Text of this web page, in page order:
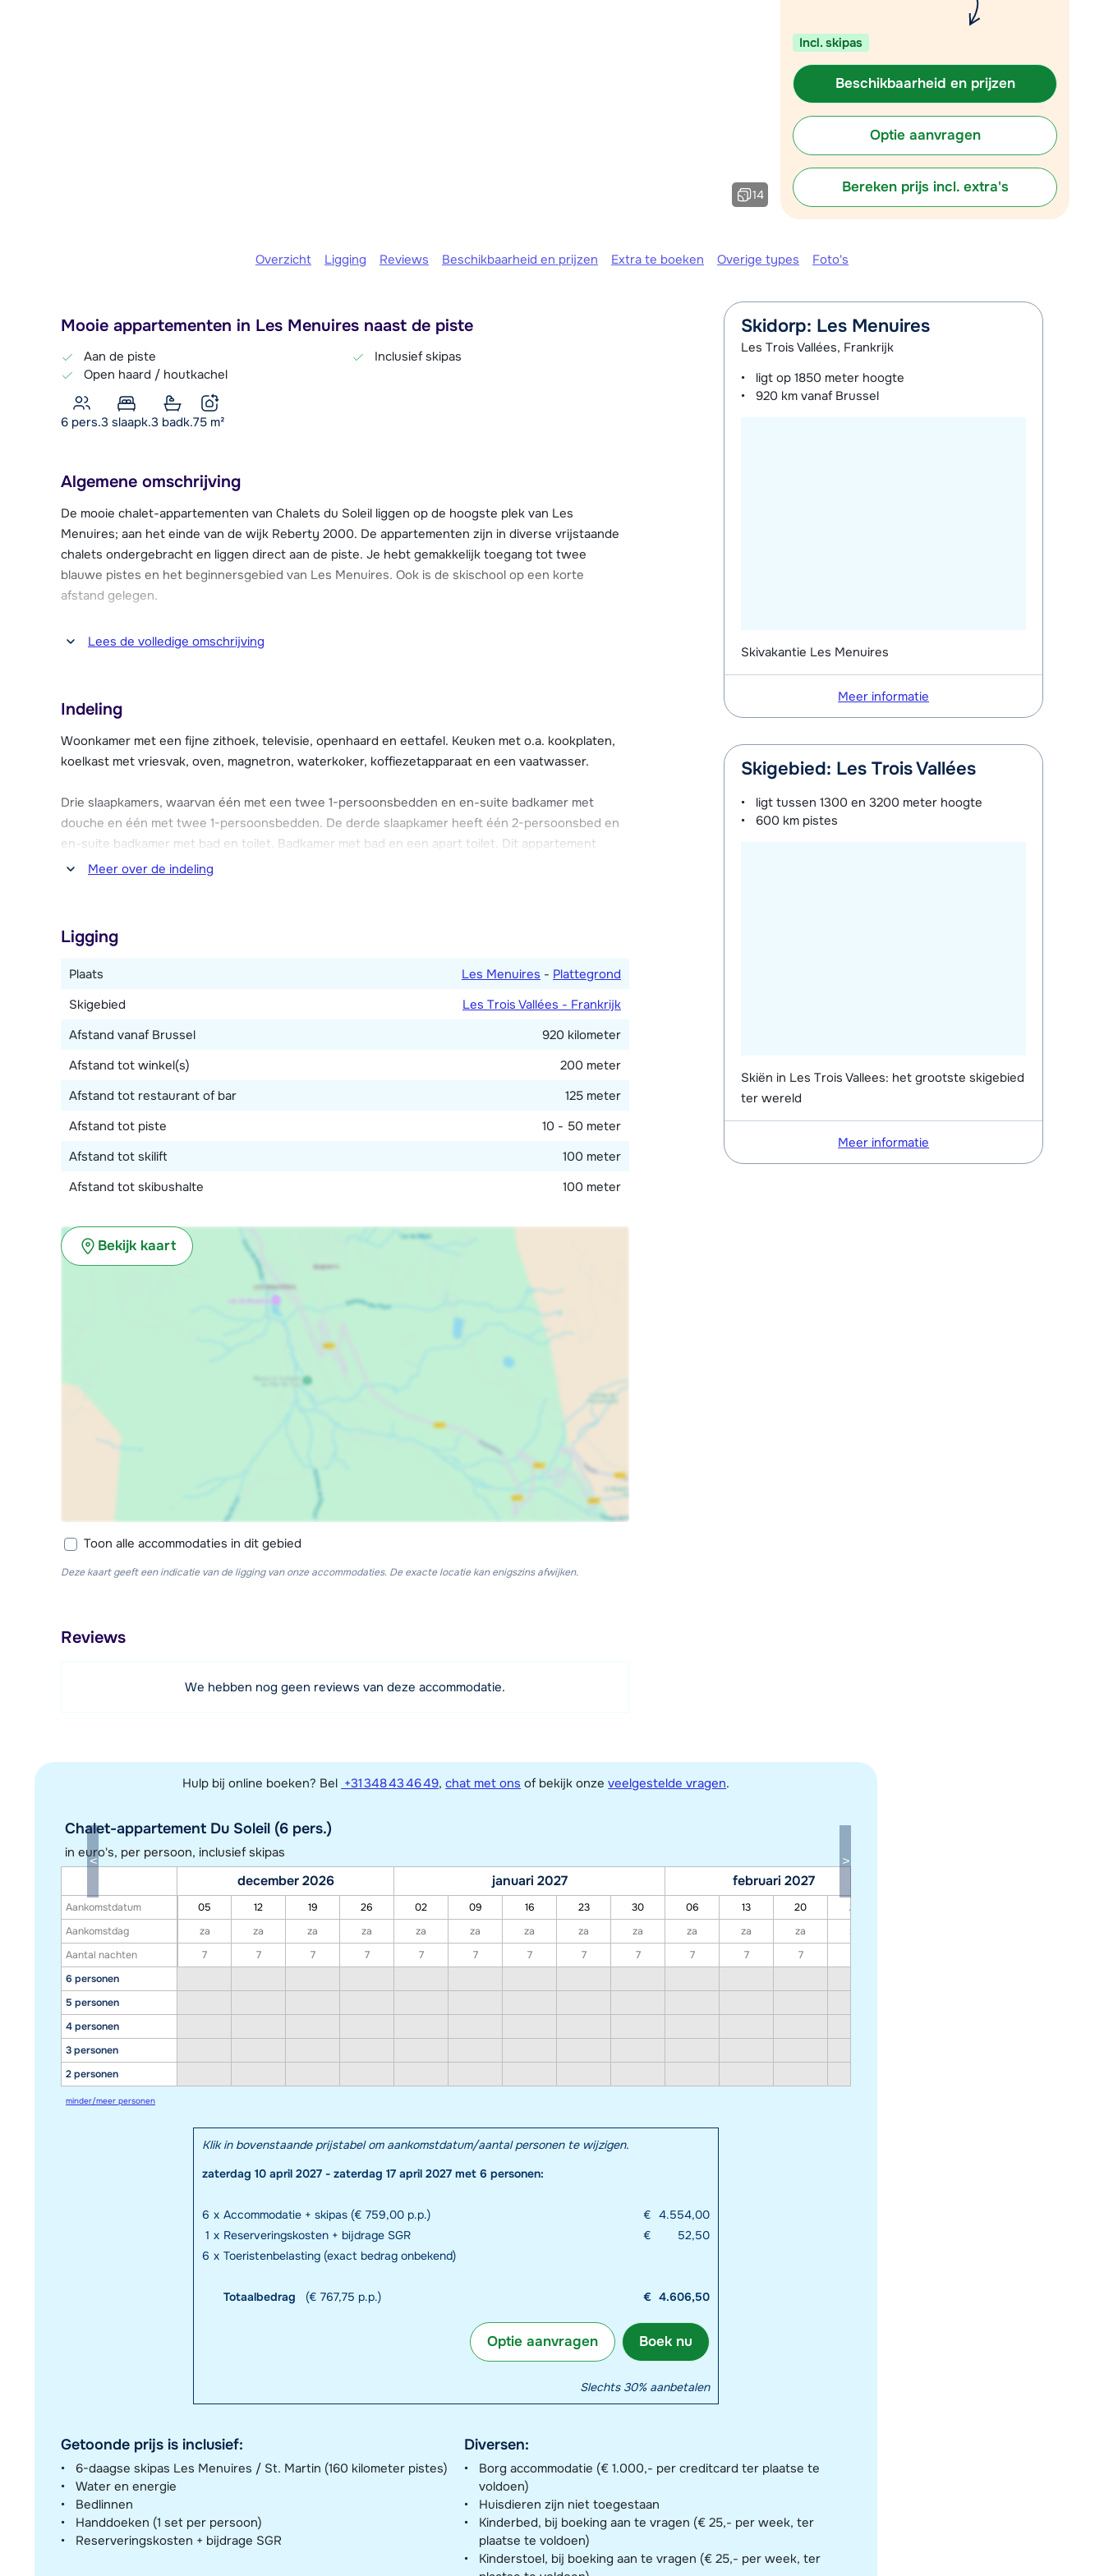
Mail naar info@chalet.be
We zijn er vandaag tot 17:30 uur.
14
Incl. skipas
Beschikbaarheid en prijzen
Optie aanvragen
Bereken prijs incl. extra's
Overzicht Ligging Reviews Beschikbaarheid en prijzen Extra te boeken Overige types Foto's
Mooie appartementen in Les Menuires naast de piste
Aan de piste
Open haard / houtkachel
Inclusief skipas
6 pers.3 slaapk.3 badk.75 m²
Algemene omschrijving
De mooie chalet-appartementen van Chalets du Soleil liggen op de hoogste plek van Les
Menuires; aan het einde van de wijk Reberty 2000. De appartementen zijn in diverse vrijstaande
chalets ondergebracht en liggen direct aan de piste. Je hebt gemakkelijk toegang tot twee
blauwe pistes en het beginnersgebied van Les Menuires. Ook is de skischool op een korte
afstand gelegen.
De appartementen hebben een Savoyaardse stijl, met veel hout en een warme, sfeervolle
skischool en restaurants zijn in de directe omgeving te vinden.
De auto kun je op de gratis parkeerplaatsen in de omgeving parkeren.
Lees de volledige omschrijving
Indeling
Woonkamer met een fijne zithoek, televisie, openhaard en eettafel. Keuken met o.a. kookplaten,
koelkast met vriesvak, oven, magnetron, waterkoker, koffiezetapparaat en een vaatwasser.
Drie slaapkamers, waarvan één met een twee 1-persoonsbedden en en-suite badkamer met
douche en één met twee 1-persoonsbedden. De derde slaapkamer heeft één 2-persoonsbed en
en-suite badkamer met bad en toilet. Badkamer met bad en een apart toilet. Dit appartement
heeft Wi-Fi.
Meer over de indeling
Ligging
Plaats Les Menuires - Plattegrond
Skigebied
Les Trois Vallées - Frankrijk
Afstand vanaf Brussel
920 kilometer
Afstand tot winkel(s)
200 meter
Afstand tot restaurant of bar
125 meter
Afstand tot piste
10 - 50 meter
Afstand tot skilift
100 meter
Afstand tot skibushalte
100 meter
Bekijk kaart
Toon alle accommodaties in dit gebied
Deze kaart geeft een indicatie van de ligging van onze accommodaties. De exacte locatie kan enigszins afwijken.
Reviews
We hebben nog geen reviews van deze accommodatie.
Hulp bij online boeken? Bel +31 348 43 46 49,chat met ons of bekijk onzeveelgestelde vragen.
Chalet-appartement Du Soleil (6 pers.)
in euro's, per persoon, inclusief skipas
Aankomstdatum
Aankomstdag
Aantal nachten
6 personen
5 personen
4 personen
3 personen
2 personen
december 2026 januari 2027 februari 2027
05 12 19 26 02 09 16 23 30 06 13 20 27
za
za za za za za za za za za za za za
7
7 7 7 7 7 7 7 7 7 7 7
minder/meer personen
Klik in bovenstaande prijstabel om aankomstdatum/aantal personen te wijzigen.
zaterdag 10 april 2027 - zaterdag 17 april 2027 met 6 personen:
6 x Accommodatie + skipas (€ 759,00 p.p.) € 4.554,00
1 x Reserveringskosten + bijdrage SGR €
52,50
6 x Toeristenbelasting (exact bedrag onbekend)
Totaalbedrag (€ 767,75 p.p.) € 4.606,50
Boek nu
Optie aanvragen
Slechts 30% aanbetalen
Getoonde prijs is inclusief:
6-daagse skipas Les Menuires / St. Martin (160 kilometer pistes)
Water en energie
Bedlinnen
Handdoeken (1 set per persoon)
Reserveringskosten + bijdrage SGR
Diversen:
Borg accommodatie (€ 1.000,- per creditcard ter plaatse te
voldoen)
Huisdieren zijn niet toegestaan
Kinderbed, bij boeking aan te vragen (€ 25,- per week, ter
plaatse te voldoen)
Kinderstoel, bij boeking aan te vragen (€ 25,- per week, ter
Skidorp: Les Menuires
Les Trois Vallées, Frankrijk
ligt op1850 meter hoogte
920 km vanaf Brussel
Skivakantie Les Menuires
Meer informatie
Skigebied: Les Trois Vallées
ligt tussen1300 en 3200 meter hoogte
600 km pistes
Skiën in Les Trois Vallees: het grootste skigebied
ter wereld
Meer informatie